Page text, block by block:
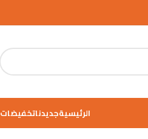
الرئيسيةجديدناتخفيضات